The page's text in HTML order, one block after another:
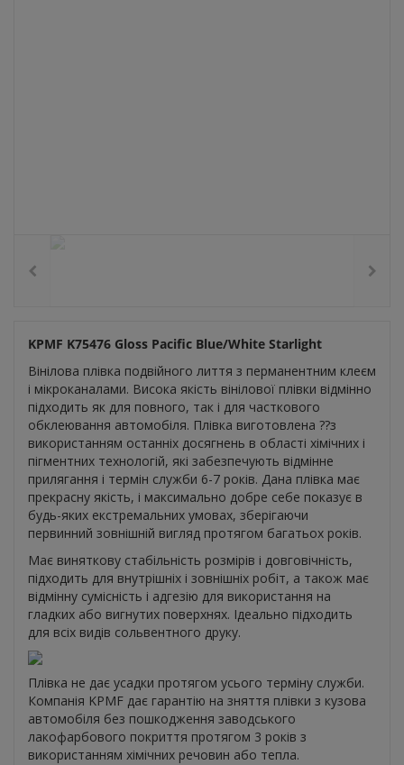
KPMF K75476 Gloss Pacific Blue/White Starlight
Вінілова плівка подвійного лиття з перманентним клеєм
і мікроканалами. Висока якість вінілової плівки відмінно
підходить як для повного, так і для часткового
обклеювання автомобіля. Плівка виготовлена ??з
використанням останніх досягнень в області хімічних і
пігментних технологій, які забезпечують відмінне
прилягання і термін служби 6-7 років. Дана плівка має
прекрасну якість, і максимально добре себе показує в
будь-яких екстремальних умовах, зберігаючи
первинний зовнішній вигляд протягом багатьох років.
Має виняткову стабільність розмірів і довговічність,
підходить для внутрішніх і зовнішніх робіт, а також має
відмінну сумісність і адгезію для використання на
гладких або вигнутих поверхнях. Ідеально підходить
для всіх видів сольвентного друку.
Плівка не дає усадки протягом усього терміну служби.
Компанія KPMF дає гарантію на зняття плівки з кузова
автомобіля без пошкодження заводського
лакофарбового покриття протягом 3 років з
використанням хімічних речовин або тепла.